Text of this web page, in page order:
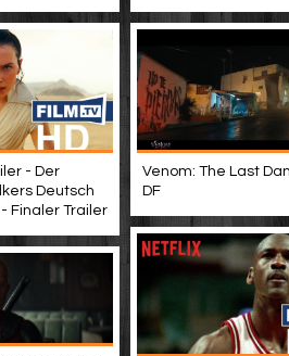
- Der
Deutsch
Finaler Trailer
Venom: The Last
DF